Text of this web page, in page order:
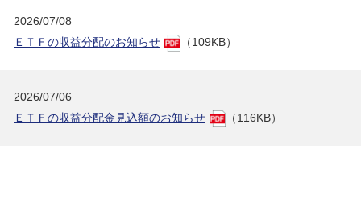
2026/07/08
ＥＴＦの収益分配のお知らせ
（109KB）
2026/07/06
ＥＴＦの収益分配金見込額のお知らせ
（116KB）